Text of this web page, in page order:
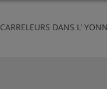
CARRELEURS DANS L'